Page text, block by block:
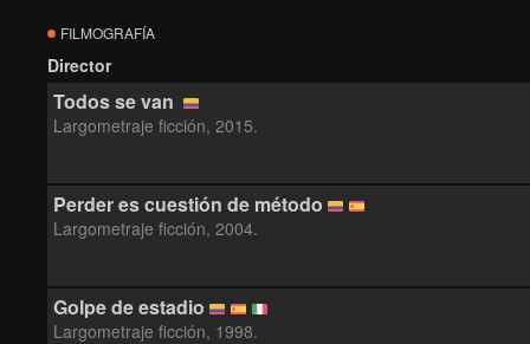
FILMOGRAFÍA
Director
Todos se van
Largometraje ficción, 2015.
Perder es cuestión de método
Largometraje ficción, 2004.
Golpe de estadio
Largometraje ficción, 1998.